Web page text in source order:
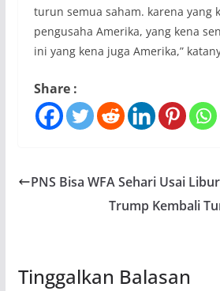
turun semua saham. karena yang
pengusaha Amerika, yang kena
ini yang kena juga Amerika,”
Share :
PNS Bisa WFA Sehari Usai
Trump Kembali
Tinggalkan Balasan